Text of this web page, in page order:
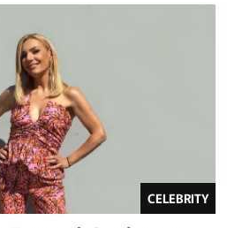
CELEBRITY